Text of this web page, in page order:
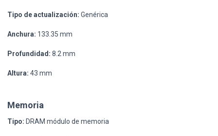
Tipo de actualización: Genérica
Anchura: 133.35 mm
Profundidad: 8.2 mm
Altura: 43 mm
Memoria
Tipo: DRAM módulo de memoria